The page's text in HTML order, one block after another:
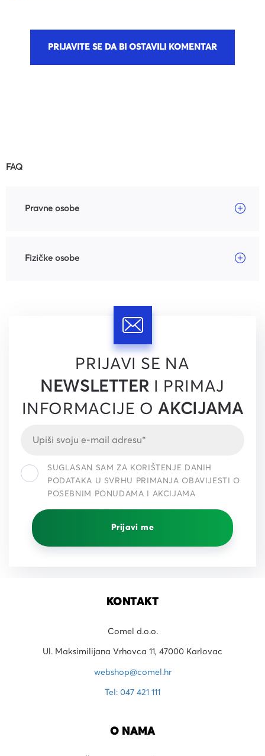
PRIJAVITE SE DA BI OSTAVILI KOMENTAR
FAQ
Pravne osobe
Fizičke osobe
PRIJAVI SE NA
NEWSLETTER I PRIMAJ
INFORMACIJE OAKCIJAMA
SUGLASAN SAM ZA KORIŠTENJE DANIH
PODATAKA U SVRHU PRIMANJA OBAVIJESTI O
POSEBNIM PONUDAMA I AKCIJAMA
Prijavi me
KONTAKT
Comel d.o.o.
Ul. Maksimilijana Vrhovca 11, 47000 Karlovac
webshop@comel.hr
Tel: 047 421 111
O NAMA